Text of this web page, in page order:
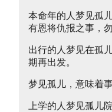
本命年的人梦见孤
有恩将仇报之事，
出行的人梦见在孤
期再出发。
梦见孤儿，意味着
上学的人梦见孤儿